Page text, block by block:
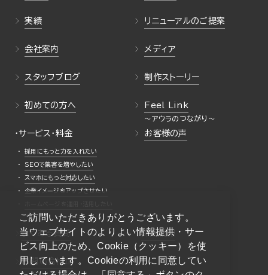
ご訪問いただきありがとうございます。
当ウェブサイトのよりよい情報提供・サー
ビス向上のため、Cookie（クッキー）を使
用しています。Cookieの利用に同意してい
実績 リニューアルのご提案
会社案内 メディア
スタッフブログ 制作ストーリー
初めての方へ Feel Link
・サービス・料金
採用にもっと力を入れたい
SEOで集客を増やしたい
スマホにもっと対応したい
企業イメージをアップさせたい
お客様の声
よくある質問 採用情報
お問い合わせ